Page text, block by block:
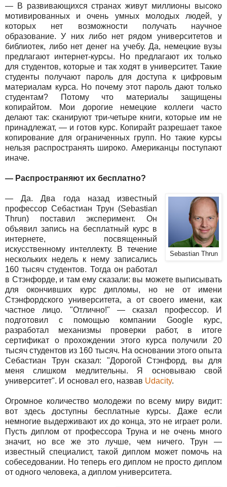
— В развивающихся странах живут миллионы высоко
мотивированных и очень умных молодых людей, у
которых нет возможности получать научное
образование. У них либо нет рядом университетов и
библиотек, либо нет денег на учебу. Да, немецкие вузы
предлагают интернет-курсы. Но предлагают их только
для студентов, которые и так ходят в университет. Такие
студенты получают пароль для доступа к цифровым
материалам курса. Но почему этот пароль дают только
студентам? Потому что материалы защищены
копирайтом. Мои дорогие немецкие коллеги часто
делают так: сканируют три-четыре книги, которые им не
принадлежат, — и готов курс. Копирайт разрешает такое
копирование для ограниченных групп. Но такие курсы
нельзя распространять широко. Американцы поступают
иначе.
— Распространяют их бесплатно?
Sebastian Thrun
— Да. Два года назад известный
профессор Себастиан Трун (Sebastian
Thrun) поставил эксперимент. Он
объявил запись на бесплатный курс в
интернете, посвященный
искусственному интеллекту. В течение
нескольких недель к нему записались
160 тысяч студентов. Тогда он работал
в Стэнфорде, и там ему сказали: вы можете выписывать
для окончивших курс дипломы, но не от имени
Стэнфордского университета, а от своего имени, как
частное лицо. "Отлично!" — сказал профессор. И
подготовил с помощью компании Google курс,
разработал механизмы проверки работ, в итоге
сертификат о прохождении этого курса получили 20
тысяч студентов из 160 тысяч. На основании этого опыта
Себастиан Трун сказал: "Дорогой Стэнфорд, вы для
меня слишком медлительны. Я основываю свой
университет". И основал его, назвав Udacity.
Огромное количество молодежи по всему миру видит:
вот здесь доступны бесплатные курсы. Даже если
немногие выдерживают их до конца, это не играет роли.
Пусть диплом от профессора Труна и не очень много
значит, но все же это лучше, чем ничего. Трун —
известный специалист, такой диплом может помочь на
собеседовании. Но теперь его диплом не просто диплом
от одного человека, а диплом университета.